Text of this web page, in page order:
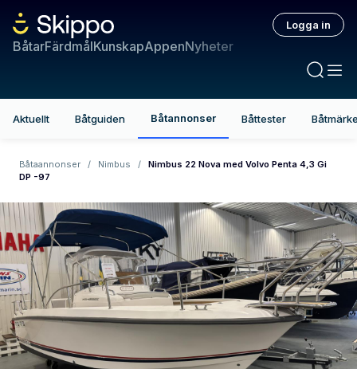
BåtarFärdmålKunskapAppenNyheter
Logga in
Aktuellt Båtguiden Båtannonser Båttester
Båtaannonser / Nimbus /
Nimbus 22 Nova med Volvo Penta 4,3 Gi
DP -97